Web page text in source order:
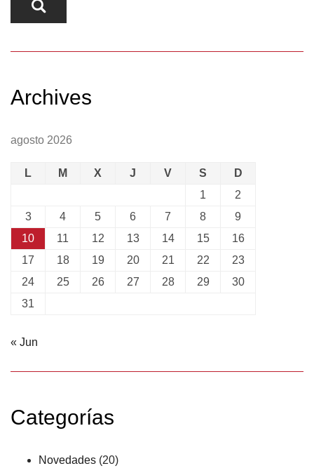
Archives
agosto 2026
L M X J V S
D
1
2
3
4 5 6 7 8
9
10
11 12 13 14 15
16
17
18 19 20 21 22
23
24
25 26 27 28 29
30
31
« Jun
Categorías
Novedades (20)